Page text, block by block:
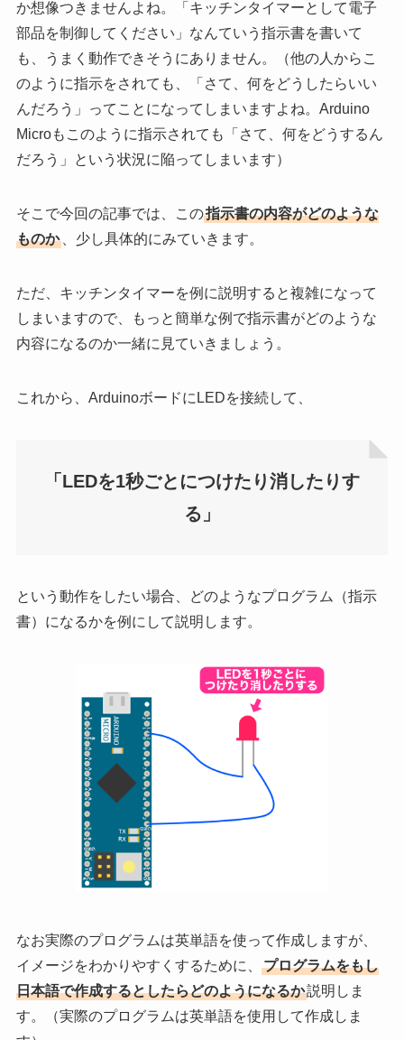
か想像つきませんよね。「キッチンタイマーとして電子
部品を制御してください」なんていう指示書を書いて
も、うまく動作できそうにありません。（他の人からこ
のように指示をされても、「さて、何をどうしたらいい
んだろう」ってことになってしまいますよね。Arduino
Microもこのように指示されても「さて、何をどうするん
だろう」という状況に陥ってしまいます）
そこで今回の記事では、この指示書の内容がどのような
ものか、少し具体的にみていきます。
ただ、キッチンタイマーを例に説明すると複雑になって
しまいますので、もっと簡単な例で指示書がどのような
内容になるのか一緒に見ていきましょう。
これから、ArduinoボードにLEDを接続して、
「LEDを1秒ごとにつけたり消したりす
る」
という動作をしたい場合、どのようなプログラム（指示
書）になるかを例にして説明します。
なお実際のプログラムは英単語を使って作成しますが、
イメージをわかりやすくするために、
プログラムをもし
日本語で作成するとしたらどのようになるか説明しま
す。（実際のプログラムは英単語を使用して作成しま